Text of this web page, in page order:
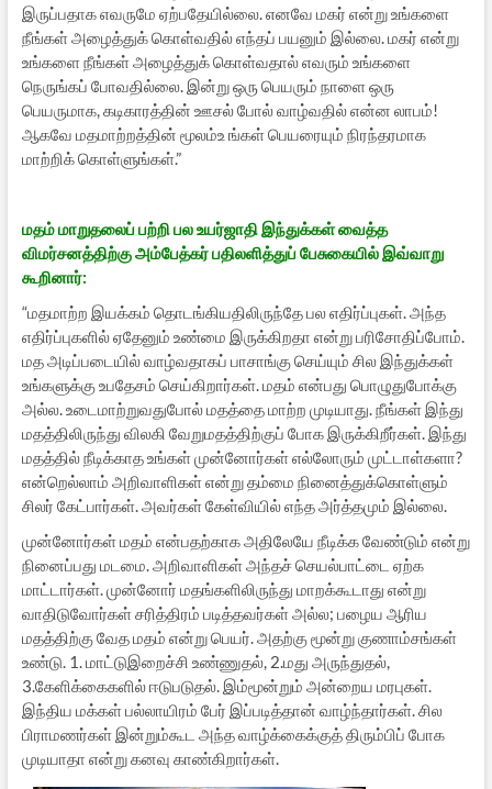
இருப்பதாக எவருமே ஏற்பதேயில்லை. எனவே மகர் என்று உங்களை
நீங்கள் அழைத்துக் கொள்வதில் எந்தப் பயனும் இல்லை. மகர் என்று
உங்களை நீங்கள் அழைத்துக் கொள்வதால் எவரும் உங்களை
நெருங்கப் போவதில்லை. இன்று ஒரு பெயரும் நாளை ஒரு
பெயருமாக, கடிகாரத்தின் ஊசல் போல் வாழ்வதில் என்ன லாபம்!
ஆகவே மதமாற்றத்தின் மூலம்உ ங்கள் பெயரையும் நிரந்தரமாக
மாற்றிக் கொள்ளுங்கள்.”
மதம் மாறுதலைப் பற்றி பல உயர்ஜாதி இந்துக்கள் வைத்த
விமர்சனத்திற்கு அம்பேத்கர் பதிலளித்துப் பேசுகையில் இவ்வாறு
கூறினார்:
“மதமாற்ற இயக்கம் தொடங்கியதிலிருந்தே பல எதிர்ப்புகள். அந்த
எதிர்ப்புகளில் ஏதேனும் உண்மை இருக்கிறதா என்று பரிசோதிப்போம்.
மத அடிப்படையில் வாழ்வதாகப் பாசாங்கு செய்யும் சில இந்துக்கள்
உங்களுக்கு உபதேசம் செய்கிறார்கள். மதம் என்பது பொழுதுபோக்கு
அல்ல. உடைமாற்றுவதுபோல் மதத்தை மாற்ற முடியாது. நீங்கள் இந்து
மதத்திலிருந்து விலகி வேறுமதத்திற்குப் போக இருக்கிறீர்கள். இந்து
மதத்தில் நீடிக்காத உங்கள் முன்னோர்கள் எல்லோரும் முட்டாள்களா?
என்றெல்லாம் அறிவாளிகள் என்று தம்மை நினைத்துக்கொள்ளும்
சிலர் கேட்பார்கள். அவர்கள் கேள்வியில் எந்த அர்த்தமும் இல்லை.
முன்னோர்கள் மதம் என்பதற்காக அதிலேயே நீடிக்க வேண்டும் என்று
நினைப்பது மடமை. அறிவாளிகள் அந்தச் செயல்பாட்டை ஏற்க
மாட்டார்கள். முன்னோர் மதங்களிலிருந்து மாறக்கூடாது என்று
வாதிடுவோர்கள் சரித்திரம் படித்தவர்கள் அல்ல; பழைய ஆரிய
மதத்திற்கு வேத மதம் என்று பெயர். அதற்கு மூன்று குணாம்சங்கள்
உண்டு. 1. மாட்டுஇறைச்சி உண்ணுதல், 2.மது அருந்துதல்,
3.கேளிக்கைகளில் ஈடுபடுதல். இம்மூன்றும் அன்றைய மரபுகள்.
இந்திய மக்கள் பல்லாயிரம் பேர் இப்படித்தான் வாழ்ந்தார்கள். சில
பிராமணர்கள் இன்றும்கூட அந்த வாழ்க்கைக்குத் திரும்பிப் போக
முடியாதா என்று கனவு காண்கிறார்கள்.